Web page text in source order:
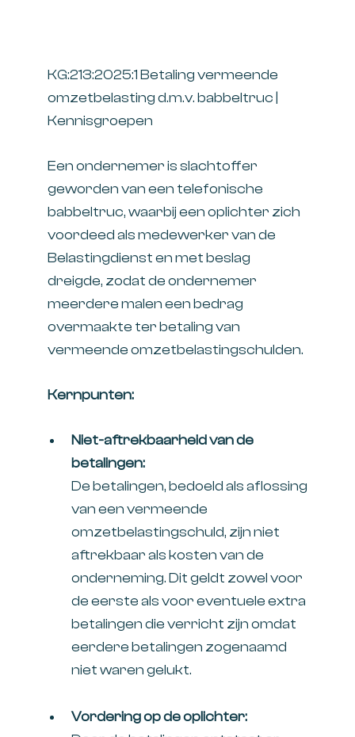
KG:213:2025:1 Betaling vermeende
omzetbelasting d.m.v. babbeltruc |
Kennisgroepen
Een ondernemer is slachtoffer
geworden van een telefonische
babbeltruc, waarbij een oplichter zich
voordeed als medewerker van de
Belastingdienst en met beslag
dreigde, zodat de ondernemer
meerdere malen een bedrag
overmaakte ter betaling van
vermeende omzetbelastingschulden.
Kernpunten:
Niet-aftrekbaarheid van de
betalingen:
De betalingen, bedoeld als aflossing
van een vermeende
omzetbelastingschuld, zijn niet
aftrekbaar als kosten van de
onderneming. Dit geldt zowel voor
de eerste als voor eventuele extra
betalingen die verricht zijn omdat
eerdere betalingen zogenaamd
niet waren gelukt.
Vordering op de oplichter: